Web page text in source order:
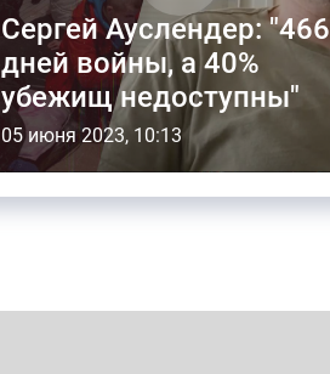
Сергей Ауслендер: "466
дней войны, а 40%
убежищ недоступны"
05 июня 2023, 10:13